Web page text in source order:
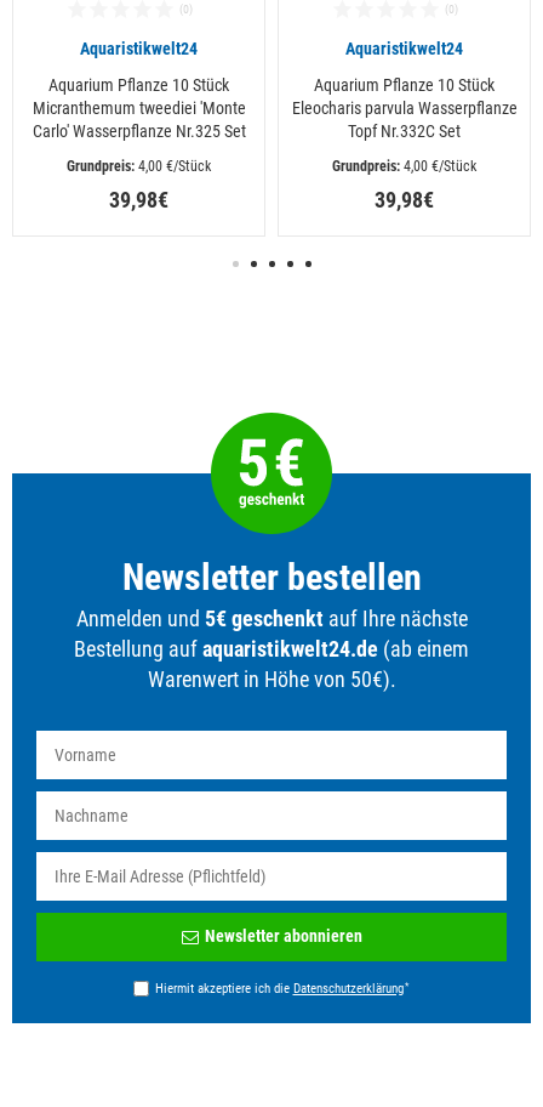
Aquaristikwelt24
Aquarium Pflanze 10 Stück
Micranthemum tweediei 'Monte
Carlo' Wasserpflanze Nr.325 Set
4,00 €/Stück
39,98€
Aquaristikwelt24
Aquarium Pflanze 10 Stück
Eleocharis parvula Wasserpflanze
Topf Nr.332C Set
4,00 €/Stück
39,98€
Newsletter bestellen
Anmelden und 5€ geschenktauf Ihre nächste
Bestellung aufaquaristikwelt24.de (ab einem
Warenwert in Höhe von 50€).
Newsletter abonnieren
Hiermit akzeptiere ich die Daten­schutz­erklärung*